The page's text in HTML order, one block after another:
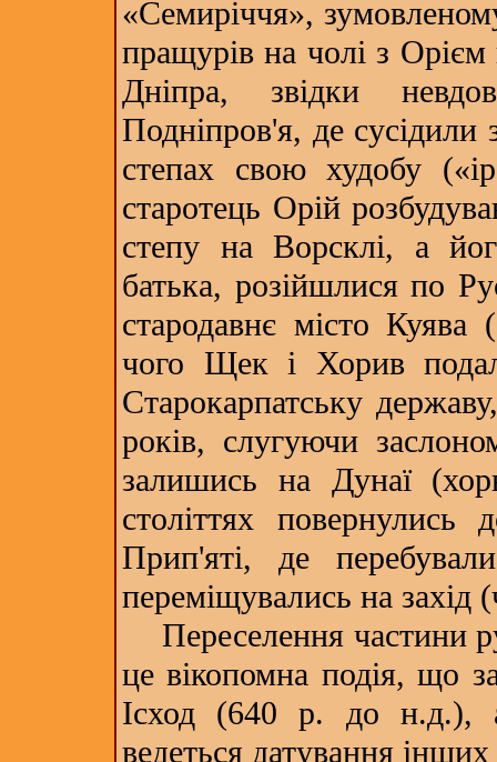
«Семиріччя»,
пращурів на чолі з Орієм
Дніпра, звідки
Подніпров'я, де
степах свою худобу
старотець Орій
степу на Ворсклі, а
батька, розійшлися по
стародавнє місто Куява
чого Щек і Хорив
Старокарпатську
років, слугуючи
залишись на Дунаї
століттях
Прип'яті, де
переміщувались на захід
Переселення частини
це вікопомна подія, що
Ісход (640 р. до н.д.),
ведеться датування інших